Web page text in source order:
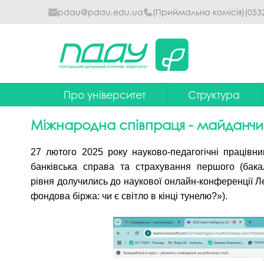
pdau@pdau.edu.ua (Приймальна комісія)
Про університет
Досягнення
Сталий розвиток
Структура
Наглядова рада
Вчена рада
Факультети та
Коледжі
Бібліотека
Міжнародна співпраця -
27 лютого 2025 року науково-педагогічні
банківська справа та страхування першого
рівня долучились до наукової онлайн-конференції
фондова біржа: чи є світло в кінці тунелю?»).